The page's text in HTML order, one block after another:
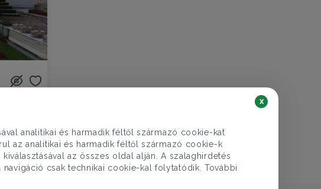
Budapest XVII. ker., Strázsahegy utca - Rákoskert
9 szoba 520 nm 3 fürdő
analitikai és harmadik féltől származó cookie-kat
az analitikai és harmadik féltől származó cookie-k
kiválasztásával az összes oldal alján. A szalaghirdetés
csak technikai cookie-kal folytatódik. További
x